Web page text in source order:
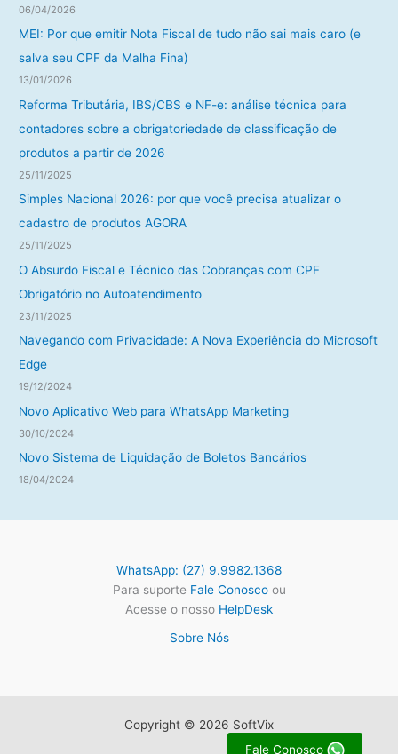
o
r
:
06/04/2026
MEI: Por que emitir Nota Fiscal de tudo não sai mais caro (e
salva seu CPF da Malha Fina)
13/01/2026
Reforma Tributária, IBS/CBS e NF-e: análise técnica para
contadores sobre a obrigatoriedade de classificação de
produtos a partir de 2026
25/11/2025
Simples Nacional 2026: por que você precisa atualizar o
cadastro de produtos AGORA
25/11/2025
O Absurdo Fiscal e Técnico das Cobranças com CPF
Obrigatório no Autoatendimento
23/11/2025
Navegando com Privacidade: A Nova Experiência do Microsoft
Edge
19/12/2024
Novo Aplicativo Web para WhatsApp Marketing
30/10/2024
Novo Sistema de Liquidação de Boletos Bancários
18/04/2024
WhatsApp: (27) 9.9982.1368
Para suporte Fale Conoscoou
Acesse o nosso HelpDesk
Sobre Nós
Copyright © 2026 SoftVix
Fale Conosco